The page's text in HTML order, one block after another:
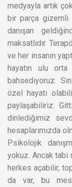
medyayla artık
bir parça gizemli
danışan
maksatlıdır.
ve her insanın
hayatın ulu orta
bahsediyoruz.
özel hayatı
paylaşabiliriz.
dinlediğimiz
hesaplarımızda
Psikolojik
yokuz. Ancak tabi
herkes açabilir,
da var, bu